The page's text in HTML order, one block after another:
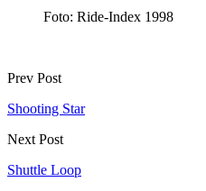
Foto: Ride-Index 1998
Prev Post
Shooting Star
Next Post
Shuttle Loop